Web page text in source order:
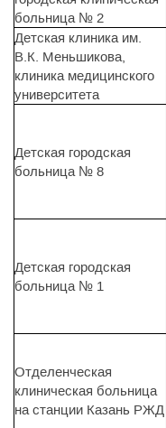
больница № 2
Детская клиника им.
В.К. Меньшикова,
клиника медицинского
университета
Детская городская
больница № 8
Детская городская
больница № 1
Отделенческая
клиническая больница
на станции Казань РЖД